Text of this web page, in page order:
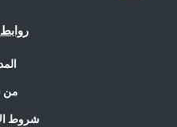
من
شروط